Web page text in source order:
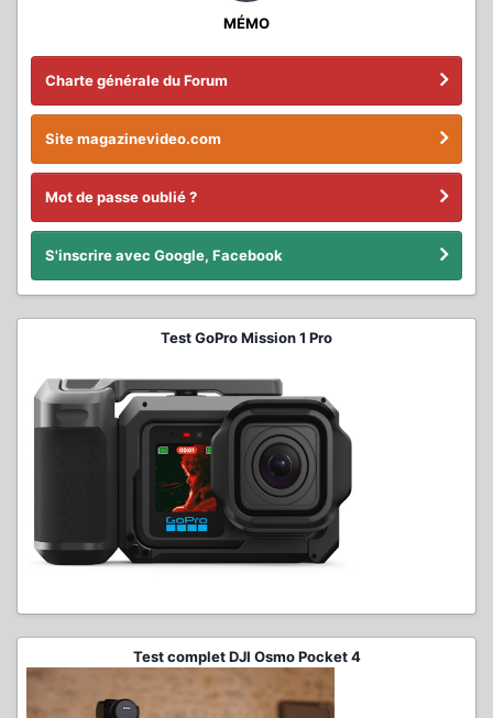
MÉMO
Charte générale du Forum
Site magazinevideo.com
Mot de passe oublié ?
S'inscrire avec Google, Facebook
Test GoPro Mission 1 Pro
Test complet DJI Osmo Pocket 4